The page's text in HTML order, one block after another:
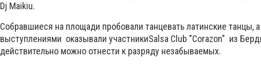
Dj Maikiu.
Собравшиеся на площади пробовали танцевать латинские танцы,
выступлениями оказывали участникиSalsa Club "Corazon" из
действительно можно отнести к разряду незабываемых.